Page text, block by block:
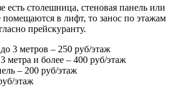
есть столешница, стеновая панель или
помещаются в лифт, то занос по этажам
прейскуранту.
3 метров – 250 руб/этаж
метра и более – 400 руб/этаж
– 200 руб/этаж
этаж